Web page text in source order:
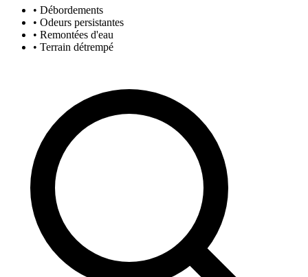
• Débordements
• Odeurs persistantes
• Remontées d'eau
• Terrain détrempé